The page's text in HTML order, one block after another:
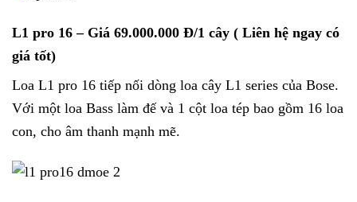
L1 pro 16 – Giá 69.000.000 Đ/1 cây ( Liên hệ ngay có
giá tốt)
Loa L1 pro 16 tiếp nối dòng loa cây L1 series của Bose.
Với một loa Bass làm đế và 1 cột loa tép bao gồm 16 loa
con, cho âm thanh mạnh mẽ.